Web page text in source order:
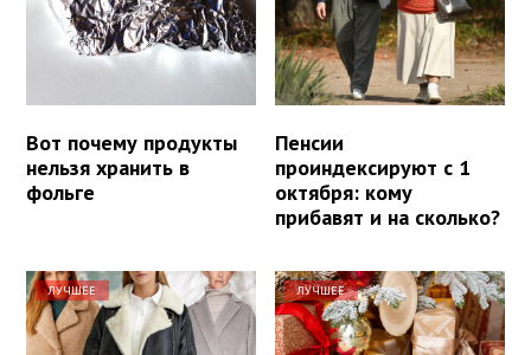
Вот почему продукты
нельзя хранить в
фольге
Пенсии
проиндексируют с 1
октября: кому
прибавят и на сколько?
ЛУЧШЕЕ ЛУЧШЕЕ